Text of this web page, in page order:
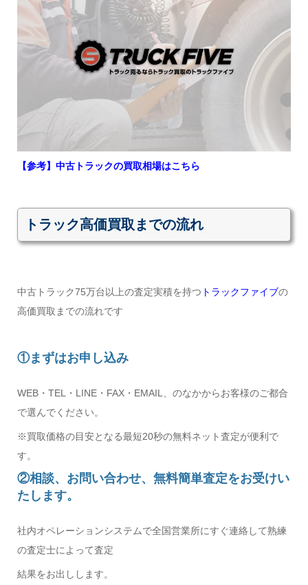
【参考】中古トラックの買取相場はこちら
トラック高価買取までの流れ
中古トラック75万台以上の査定実積を持つ トラックファイブの
高価買取までの流れです
①まずはお申し込み
WEB・TEL・LINE・FAX・EMAIL、のなかからお客様のご都合
で選んでください。
※買取価格の目安となる最短20秒の無料ネット査定が便利で
す。
②相談、お問い合わせ、無料簡単査定をお受けい
たします。
社内オペレーションシステムで全国営業所にすぐ連絡して熟練
の査定士によって査定
結果をお出しします。